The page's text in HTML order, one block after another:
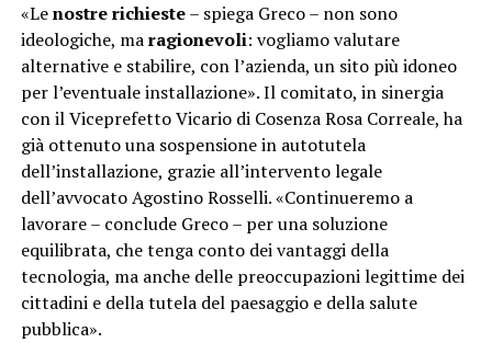
«Lenostre richieste– spiega Greco – non sono
ideologiche, maragionevoli: vogliamo valutare
alternative e stabilire, con l’azienda, un sito più idoneo
per l’eventuale installazione». Il comitato, in sinergia
con il Viceprefetto Vicario di Cosenza Rosa Correale, ha
già ottenuto una sospensione in autotutela
dell’installazione, grazie all’intervento legale
dell’avvocato Agostino Rosselli. «Continueremo a
lavorare – conclude Greco – per una soluzione
equilibrata, che tenga conto dei vantaggi della
tecnologia, ma anche delle preoccupazioni legittime dei
cittadini e della tutela del paesaggio e della salute
pubblica».